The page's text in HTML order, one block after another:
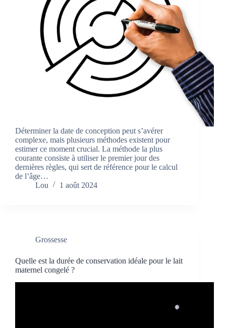
Déterminer la date de conception peut s’avérer
complexe, mais plusieurs méthodes existent pour
estimer ce moment crucial. La méthode la plus
courante consiste à utiliser le premier jour des
dernières règles, qui sert de référence pour le calcul
de l’âge…
Lou
1 août 2024
Grossesse
Quelle est la durée de conservation idéale pour le lait
maternel congelé ?